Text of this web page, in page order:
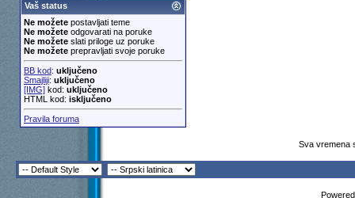
Vaš status
Ne možetepostavljati teme
Ne možeteodgovarati na poruke
Ne možeteslati priloge uz poruke
Ne možeteprepravljati svoje poruke
BB kod: uključeno
Smajliji: uključeno
[IMG]kod: uključeno
HTML kod: isključeno
Pravila foruma
Sva vremena